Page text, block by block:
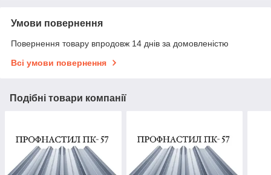
Умови повернення
Повернення товару впродовж 14 днів за домовленістю
Всі умови повернення
Подібні товари компанії